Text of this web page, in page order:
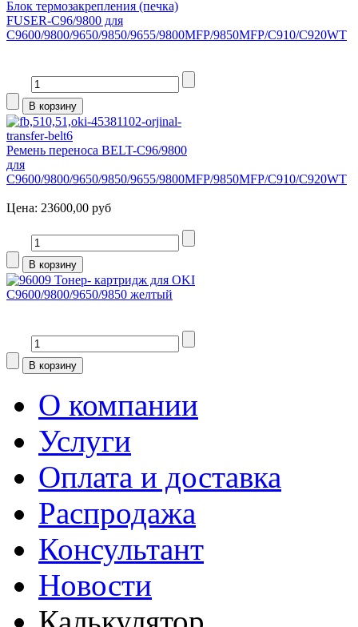
Блок термозакрепления (печка)
FUSER-C96/9800 для
C9600/9800/9650/9850/9655/9800MFP/9850MFP/C910/C920WT
Ремень переноса BELT-C96/9800
для
C9600/9800/9650/9850/9655/9800MFP/9850MFP/C910/C920WT
Цена: 23600,00 руб
Тонер- картридж для OKI
C9600/9800/9650/9850 желтый
О компании
Услуги
Оплата и доставка
Распродажа
Консультант
Новости